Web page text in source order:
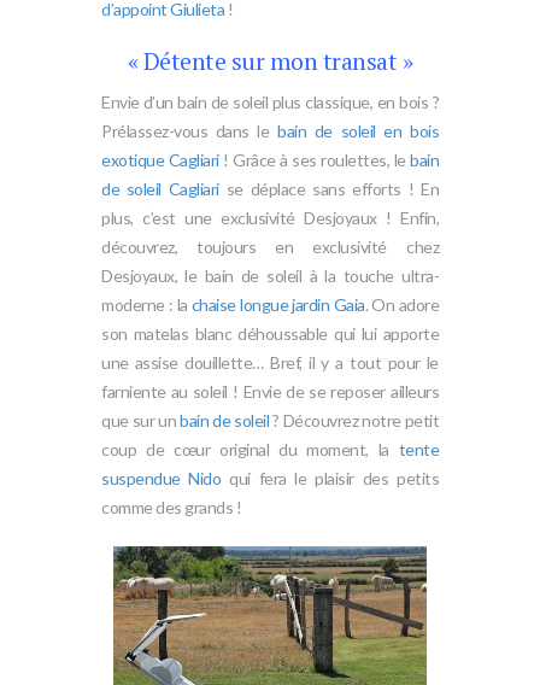
d’appoint Giulieta !
« Détente sur mon transat »
Envie d’un bain de soleil plus classique, en bois ?
Prélassez-vous dans lebain de soleil en bois
exotique Cagliari! Grâce à ses roulettes, le bain
de soleil Cagliarise déplace sans efforts ! En
plus, c’est une exclusivité Desjoyaux ! Enfin,
découvrez, toujours en exclusivité chez
Desjoyaux, le bain de soleil à la touche ultra-
moderne : la chaise longue jardin Gaia. On adore
son matelas blanc déhoussable qui lui apporte
une assise douillette… Bref, il y a tout pour le
farniente au soleil ! Envie de se reposer ailleurs
que sur unbain de soleil? Découvrez notre petit
coup de cœur original du moment, la tente
suspendue Nido qui fera le plaisir des petits
comme des grands !